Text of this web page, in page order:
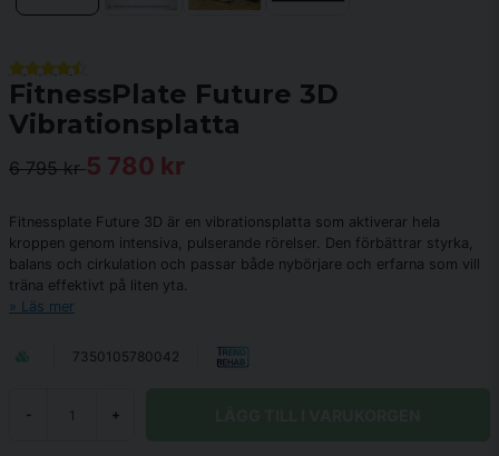
FitnessPlate Future 3D
Vibrationsplatta
6 795 kr5 780 kr
Fitnessplate Future 3D är en vibrationsplatta som aktiverar hela
kroppen genom intensiva, pulserande rörelser. Den förbättrar styrka,
balans och cirkulation och passar både nybörjare och erfarna som vill
träna effektivt på liten yta.
Läs mer
7350105780042
- +